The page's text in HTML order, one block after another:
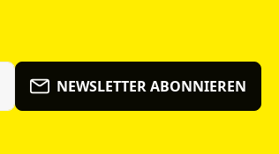
NEWSLETTER ABONNIEREN